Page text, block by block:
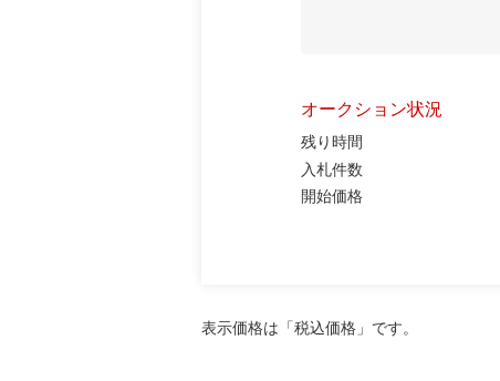
オークション状況
残り時間
入札件数
開始価格
表示価格は「税込価格」です。